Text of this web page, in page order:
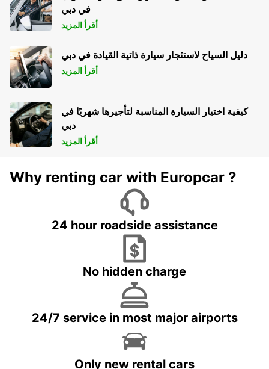
في دبي
أقرأ المزيد
دليل السياح لاستئجار سيارة ذاتية القيادة في دبي
أقرأ المزيد
كيفية اختيار السيارة المناسبة لتأجيرها شهريًا في
دبي
أقرأ المزيد
Why renting car with Europcar ?
24 hour roadside assistance
No hidden charge
24/7 service in most major airports
Only new rental cars